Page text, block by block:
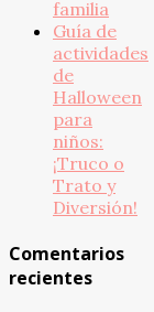
familia
Guía de
actividades
de
Halloween
para
niños:
¡Truco o
Trato y
Diversión!
Comentarios
recientes